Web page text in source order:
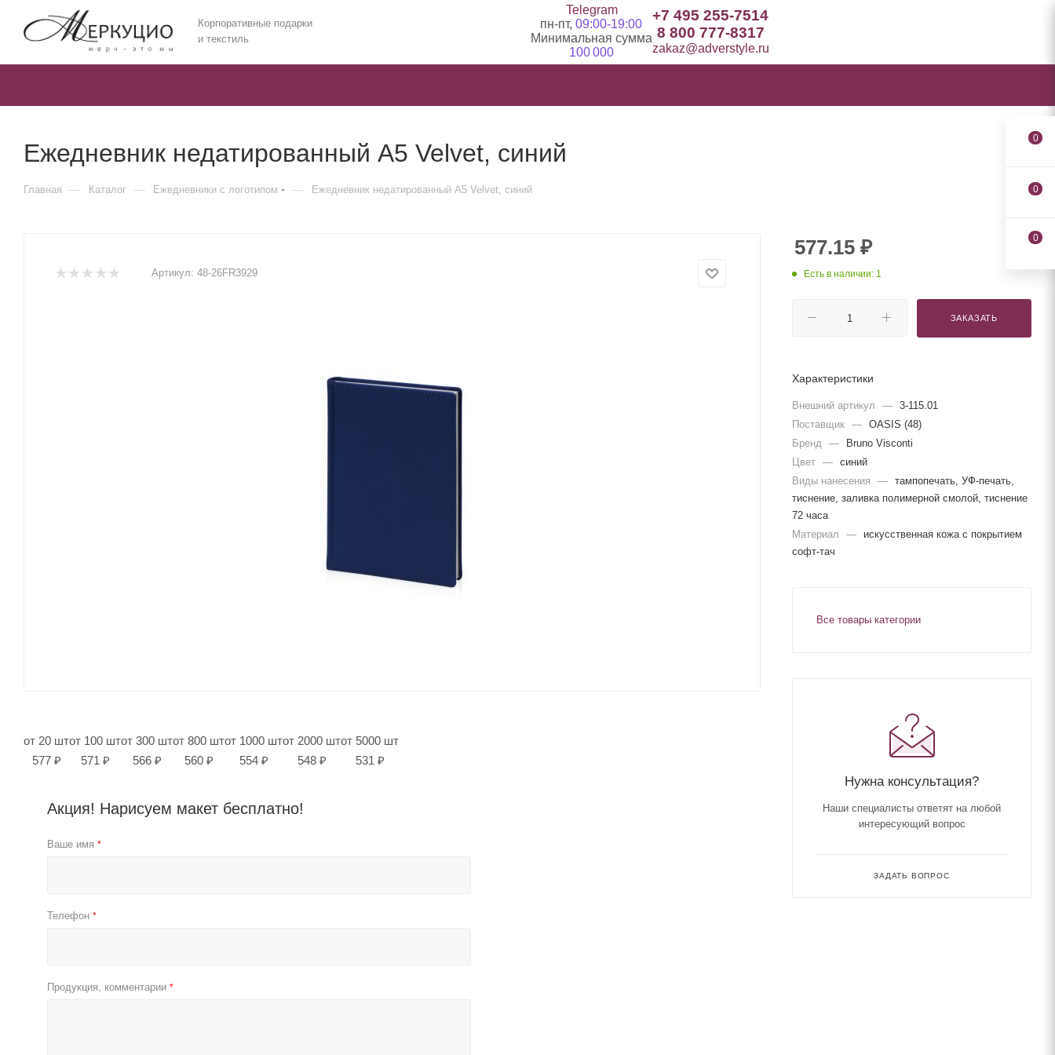
Корпоративные подарки
и текстиль
Telegram
пн-пт, 09:00-19:00
Минимальная сумма
100 000
+7 495 255-7514
8 800 777-8317
zakaz@adverstyle.ru
Ежедневник недатированный А5 Velvet, синий
Главная — Каталог — Ежедневники c логотипом — Ежедневник недатированный А5 Velvet, синий
Артикул: 48-26FR3929
от 20 шт
577 ₽
от 100 шт
571 ₽
от 300 шт
566 ₽
от 800 шт
560 ₽
от 1000 шт
554 ₽
от 2000 шт
548 ₽
от 5000 шт
531 ₽
Акция! Нарисуем макет бесплатно!
Ваше имя *
Телефон *
Продукция, комментарии *
577.15 ₽
Есть в наличии: 1
ЗАКАЗАТЬ
Характеристики
Внешний артикул — 3-115.01
Поставщик — OASIS (48)
Бренд
—
Bruno Visconti
Цвет — синий
Виды нанесения
— тампопечать, УФ-печать,
тиснение, заливка полимерной смолой, тиснение
72 часа
Материал
—
искусственная кожа с покрытием
софт-тач
Все товары категории
Нужна консультация?
Наши специалисты ответят на любой
интересующий вопрос
ЗАДАТЬ ВОПРОС
0
0
0